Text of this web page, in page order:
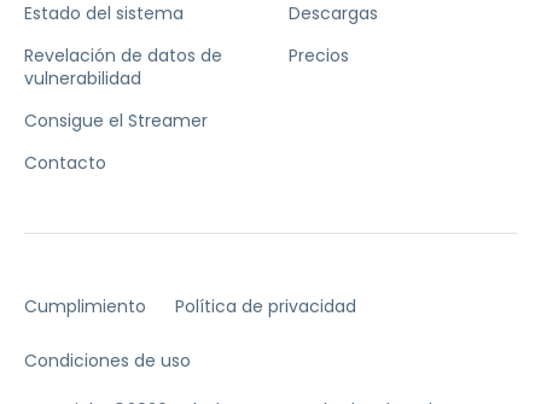
Estado del sistema
Revelación de datos de
vulnerabilidad
Consigue el Streamer
Contacto
Descargas
Precios
Cumplimiento Política de privacidad
Condiciones de uso